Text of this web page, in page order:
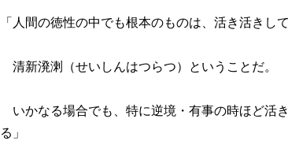
「人間の徳性の中でも根本のものは、活き活きして
清新溌溂（せいしんはつらつ）ということだ。
いかなる場合でも、特に逆境・有事の時ほど活
る」